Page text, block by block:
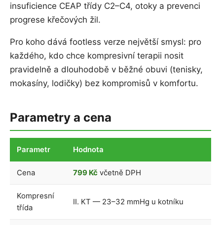
insuficience CEAP třídy C2–C4, otoky a prevenci
progrese křečových žil.
Pro koho dává footless verze největší smysl: pro
každého, kdo chce kompresivní terapii nosit
pravidelně a dlouhodobě v běžné obuvi (tenisky,
mokasíny, lodičky) bez kompromisů v komfortu.
Parametry a cena
Parametr Hodnota
Cena 799 Kč včetně DPH
Kompresní
třída
II. KT — 23–32 mmHg u kotníku